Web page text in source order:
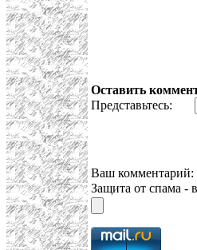
Оставить
Представьтесь:
Ваш комментарий:
Защита от спама -